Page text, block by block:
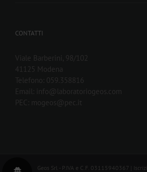
CONTATTI
Viale Barberini, 98/102
41125 Modena
Telefono: 059.358816
Email: info@laboratoriogeos.com
PEC: mogeos@pec.it
Geos Srl - P.IVA e C.F. 03115940367 |